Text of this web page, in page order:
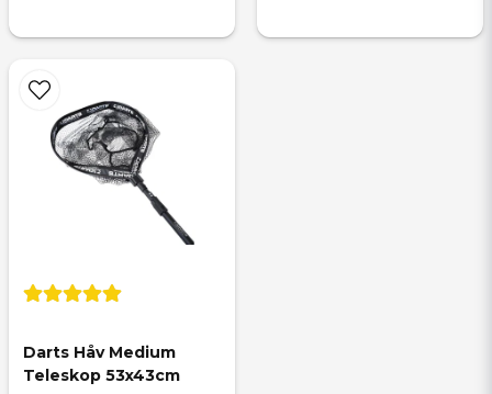
Darts Håv Medium
Teleskop 53x43cm